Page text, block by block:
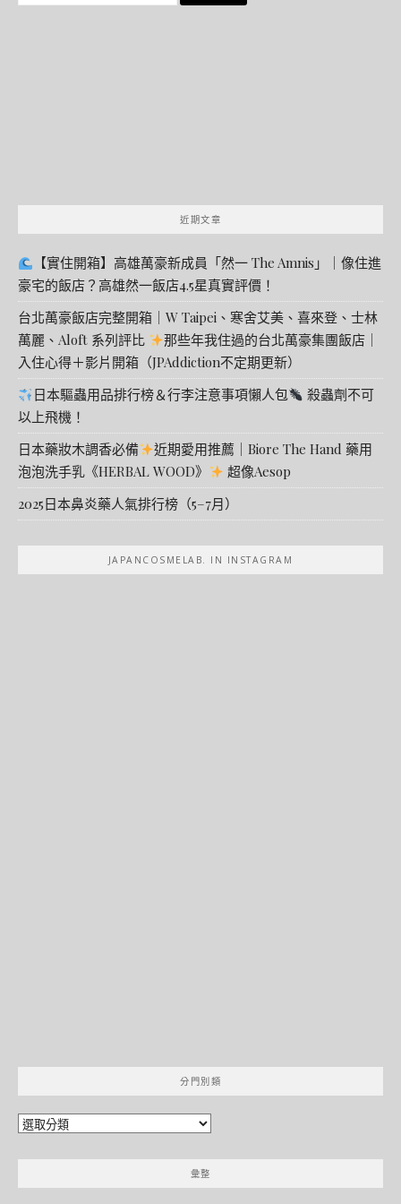
近期文章
【實住開箱】高雄萬豪新成員「然一 The Amnis」｜像住進
豪宅的飯店？高雄然一飯店4.5星真實評價！
台北萬豪飯店完整開箱｜W Taipei、寒舍艾美、喜來登、士林
萬麗、Aloft 系列評比
那些年我住過的台北萬豪集團飯店｜
入住心得＋影片開箱（JPAddiction不定期更新）
日本驅蟲用品排行榜＆行李注意事項懶人包
殺蟲劑不可
以上飛機！
日本藥妝木調香必備
近期愛用推薦｜Biore The Hand 藥用
泡泡洗手乳《HERBAL WOOD》
超像Aesop
2025日本鼻炎藥人氣排行榜（5–7月）
JAPANCOSMELAB. IN INSTAGRAM
分門別類
分
別
彙整